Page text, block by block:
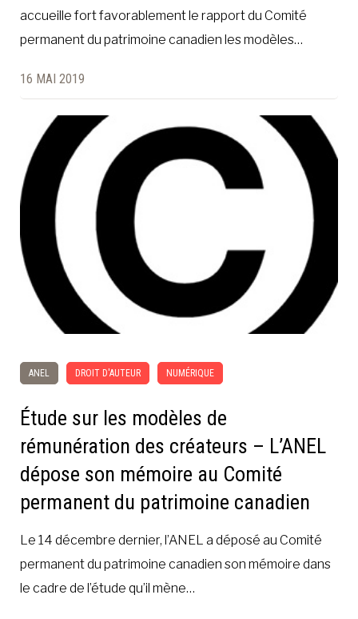
accueille fort favorablement le rapport du Comité
permanent du patrimoine canadien les modèles…
16 MAI 2019
ANEL DROIT D'AUTEUR NUMÉRIQUE
Étude sur les modèles de
rémunération des créateurs – L’ANEL
dépose son mémoire au Comité
permanent du patrimoine canadien
Le 14 décembre dernier, l’ANEL a déposé au Comité
permanent du patrimoine canadien son mémoire dans
le cadre de l’étude qu’il mène…